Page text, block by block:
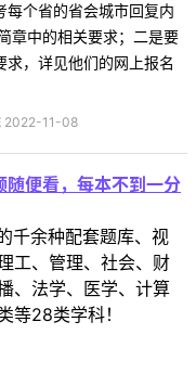
每个省的省会城市回复内
章中的相关要求；二是要
，详见他们的网上报名
2022-11-08
便看，每本不到一分
千余种配套题库、视
工、管理、社会、财
、法学、医学、计算
等28类学科！